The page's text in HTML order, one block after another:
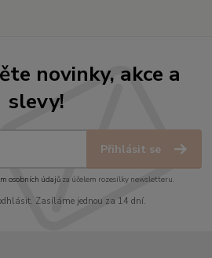
novinky, akce a
slevy!
Přihlásit se
osobních údajůza účelem rozesílky newsletteru.
Zasíláme jednou za 14 dní.